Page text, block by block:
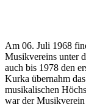
Am 06. Juli 1968
Musikvereins unter
auch bis 1978 den
Kurka übernahm
musikalischen
war der Musikverein